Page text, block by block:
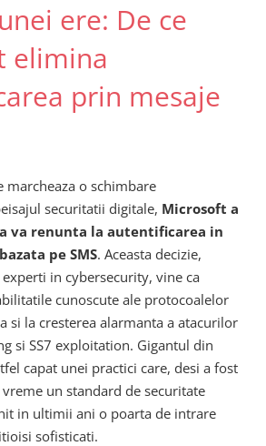
ere: De ce
elimina
prin mesaje
marcheaza o schimbare
securitatii digitale, Microsoft a
va renunta la autentificarea in
pe SMS. Aceasta decizie,
in cybersecurity, vine ca
cunoscute ale protocoalelor
si la cresterea alarmanta a atacurilor
si SS7 exploitation. Gigantul din
capat unei practici care, desi a fost
un standard de securitate
in ultimii ani o poarta de intrare
sofisticati.